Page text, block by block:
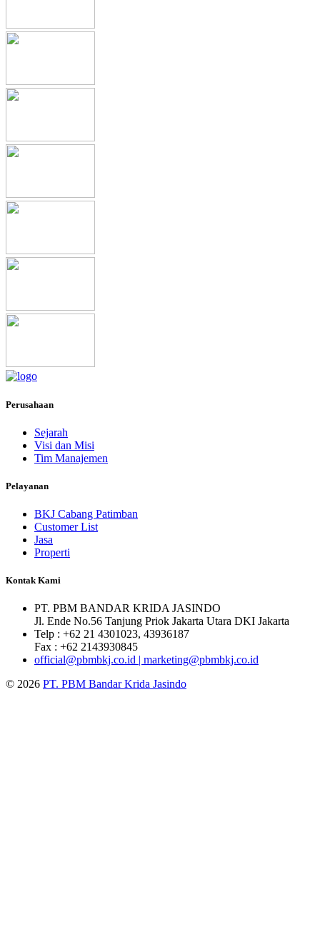
Perusahaan
Sejarah
Visi dan Misi
Tim Manajemen
Pelayanan
BKJ Cabang Patimban
Customer List
Jasa
Properti
Kontak Kami
PT. PBM BANDAR KRIDA JASINDO
Jl. Ende No.56 Tanjung Priok Jakarta Utara DKI Jakarta
Telp : +62 21 4301023, 43936187
Fax : +62 2143930845
official@pbmbkj.co.id | marketing@pbmbkj.co.id
© 2026 PT. PBM Bandar Krida Jasindo